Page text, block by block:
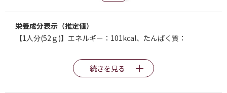
栄養成分表示（推定値）
【1人分(52ｇ)】エネルギー：101kcal、たんぱく質：
続きを見る